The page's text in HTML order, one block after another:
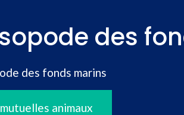
des
des fonds marins
animaux